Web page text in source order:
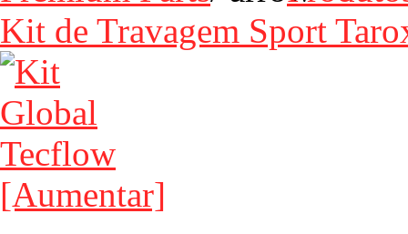
Kit de Travagem Sport
[Aumentar]